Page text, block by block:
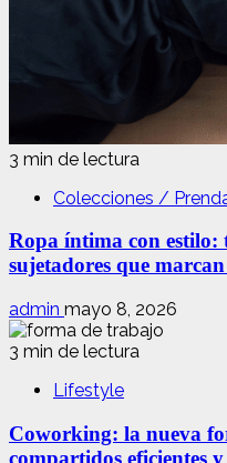
3 min de lectura
Colecciones /
Ropa íntima con estilo:
sujetadores que
admin mayo 8, 2026
3 min de lectura
Lifestyle
Coworking: la nueva
compartidos eficientes